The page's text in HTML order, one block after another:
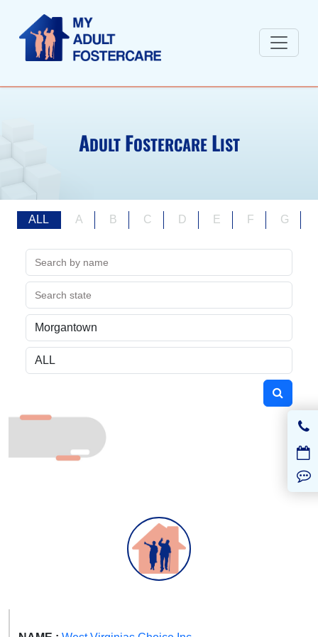
ADULT FOSTERCARE LIST
ALL A B C D E F G